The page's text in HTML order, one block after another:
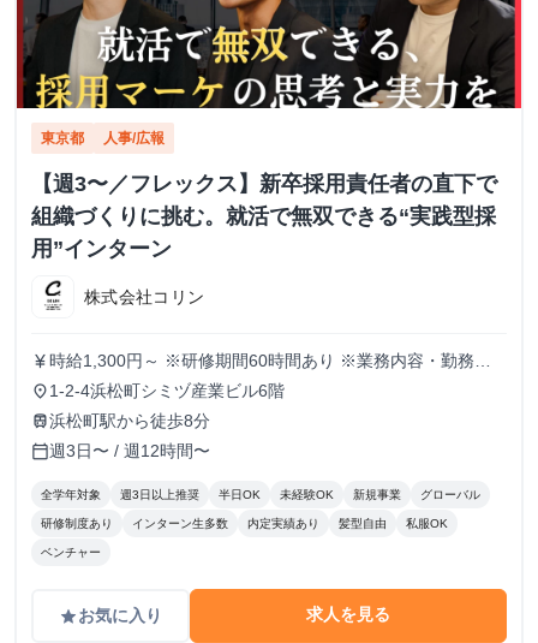
東京都 人事/広報
【週3〜／フレックス】新卒採用責任者の直下で
組織づくりに挑む。就活で無双できる“実践型採
用”インターン
株式会社コリン
currency_yen 時給1,300円～ ※研修期間60時間あり ※業務内容・勤務状
況により決定
place 1-2-4浜松町シミヅ産業ビル6階
train浜松町駅から徒歩8分
calendar_today週3日〜 / 週12時間〜
全学年対象 週3日以上推奨 半日OK 未経験OK 新規事業 グローバル
研修制度あり インターン生多数 内定実績あり 髪型自由 私服OK
ベンチャー
gradeお気に入り 求人を見る